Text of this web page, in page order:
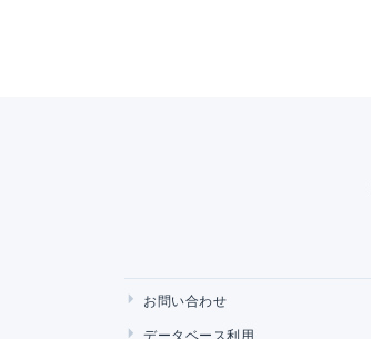
お問い合わせ
データベース利用